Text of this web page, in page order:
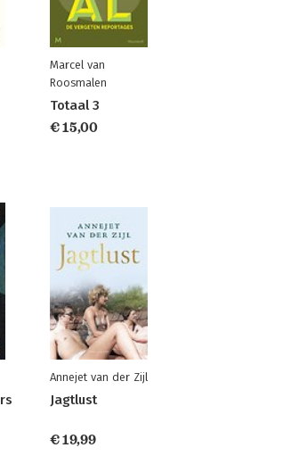
Marcel van
Roosmalen
Totaal 3
€ 15,00
Annejet van der Zijl
Jagtlust
€ 19,99